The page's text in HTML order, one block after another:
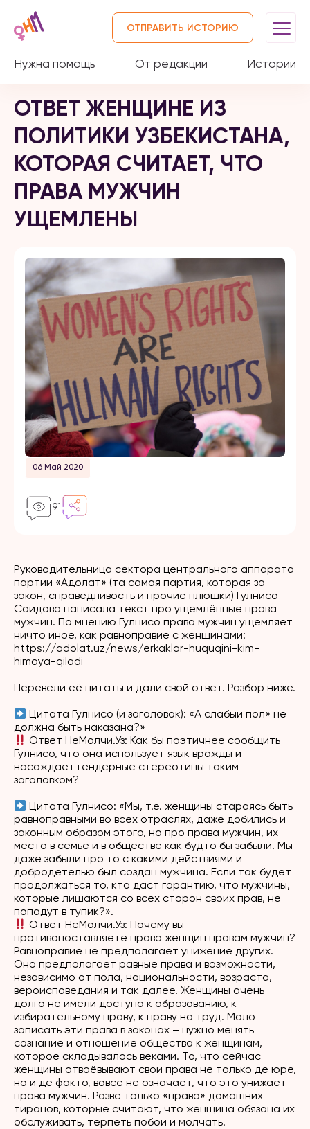
Нужна помощь От редакции Истории
ОТПРАВИТЬ ИСТОРИЮ
ОТВЕТ ЖЕНЩИНЕ ИЗ
ПОЛИТИКИ УЗБЕКИСТАНА,
КОТОРАЯ СЧИТАЕТ, ЧТО
ПРАВА МУЖЧИН
УЩЕМЛЕНЫ
06 Май 2020
91
Руководительница сектора центрального аппарата
партии «Адолат» (та самая партия, которая за
закон, справедливость и прочие плюшки) Гулнисо
Саидова написала текст про ущемлённые права
мужчин. По мнению Гулнисо права мужчин ущемляет
ничто иное, как равноправие с женщинами:
https://adolat.uz/news/erkaklar-huquqini-kim-
himoya-qiladi
Перевели её цитаты и дали свой ответ. Разбор ниже.
ЦитатаГулнисо (и заголовок): «А слабый пол» не
должна быть наказана?»
ОтветНеМолчи.Уз: Как бы поэтичнее сообщить
Гулнисо, что она использует язык вражды и
насаждает гендерные стереотипы таким
заголовком?
Цитата Гулнисо: «Мы, т.е. женщины стараясь быть
равноправными во всех отраслях, даже добились и
законным образом этого, но про права мужчин, их
место в семье и в обществе как будто бы забыли. Мы
даже забыли про то с какими действиями и
добродетелью был создан мужчина. Если так будет
продолжаться то, кто даст гарантию, что мужчины,
которые лишаются со всех сторон своих прав, не
попадут в тупик?».
ОтветНеМолчи.Уз: Почему вы
противопоставляете права женщин правам мужчин?
Равноправие не предполагает унижение других.
Оно предполагает равные права и возможности,
независимо от пола, национальности, возраста,
вероисповедания и так далее. Женщины очень
долго не имели доступа к образованию, к
избирательному праву, к праву на труд. Мало
записать эти права в законах – нужно менять
сознание и отношение общества к женщинам,
которое складывалось веками. То, что сейчас
женщины отвоёвывают свои права не только де юре,
но и де факто, вовсе не означает, что это унижает
права мужчин. Разве только «права» домашних
тиранов, которые считают, что женщина обязана их
обслуживать, терпеть побои и молчать.